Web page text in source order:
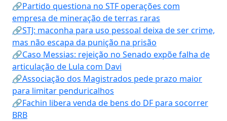
🔗Partido questiona no STF operações com
empresa de mineração de terras raras
🔗STJ: maconha para uso pessoal deixa de ser crime,
mas não escapa da punição na prisão
🔗Caso Messias: rejeição no Senado expõe falha de
articulação de Lula com Davi
🔗Associação dos Magistrados pede prazo maior
para limitar penduricalhos
🔗Fachin libera venda de bens do DF para socorrer
BRB